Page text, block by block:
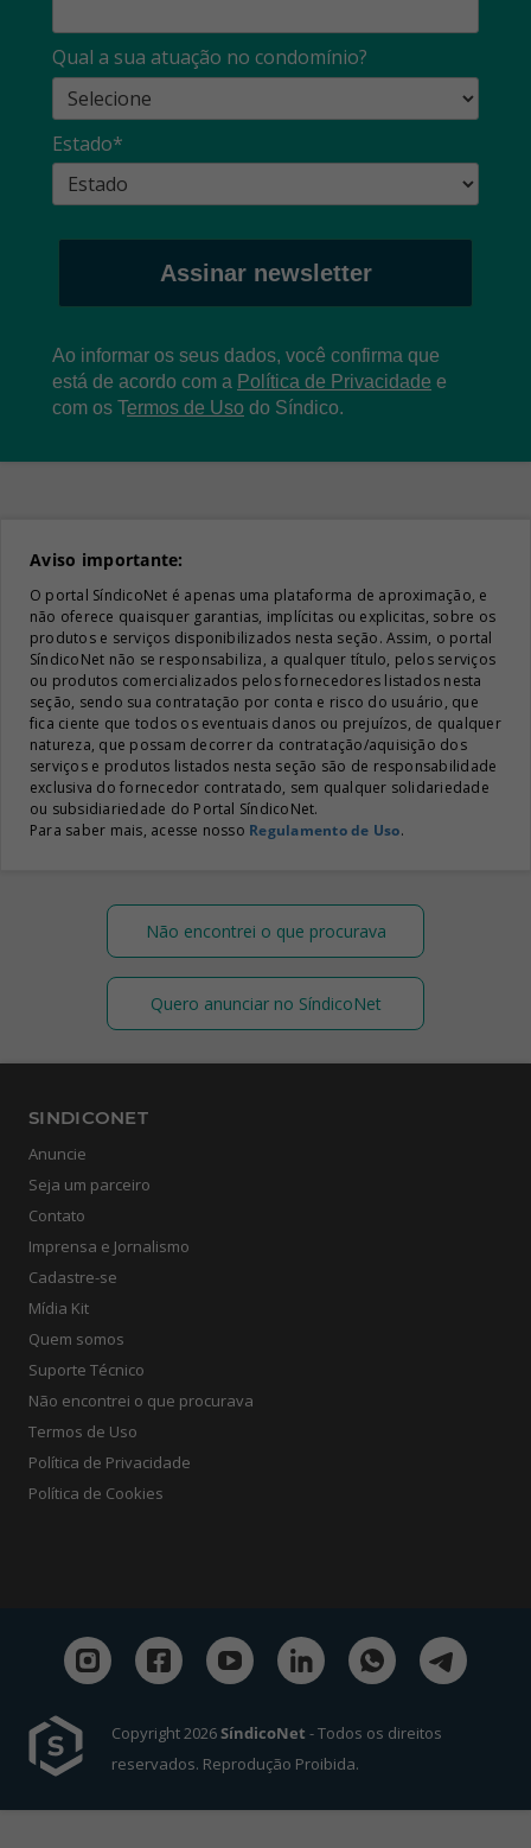
Qual a sua atuação no condomínio?
Estado*
Assinar newsletter
Ao informar os seus dados, você confirma que
está de acordo com a Política de Privacidade e
com os Termos de Uso do Síndico.
Aviso importante:
O portal SíndicoNet é apenas uma plataforma de aproximação, e
não oferece quaisquer garantias, implícitas ou explicitas, sobre os
produtos e serviços disponibilizados nesta seção. Assim, o portal
SíndicoNet não se responsabiliza, a qualquer título, pelos serviços
ou produtos comercializados pelos fornecedores listados nesta
seção, sendo sua contratação por conta e risco do usuário, que
fica ciente que todos os eventuais danos ou prejuízos, de qualquer
natureza, que possam decorrer da contratação/aquisição dos
serviços e produtos listados nesta seção são de responsabilidade
exclusiva do fornecedor contratado, sem qualquer solidariedade
ou subsidiariedade do Portal SíndicoNet.
Para saber mais, acesse nosso Regulamento de Uso.
Não encontrei o que procurava
Quero anunciar no SíndicoNet
SINDICONET
Anuncie
Seja um parceiro
Contato
Imprensa e Jornalismo
Cadastre-se
Mídia Kit
Quem somos
Suporte Técnico
Não encontrei o que procurava
Termos de Uso
Política de Privacidade
Política de Cookies
Copyright 2026SíndicoNet - Todos os direitos
reservados. Reprodução Proibida.